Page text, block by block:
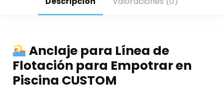
Anclaje para Línea de
Flotación para Empotrar en
Piscina CUSTOM